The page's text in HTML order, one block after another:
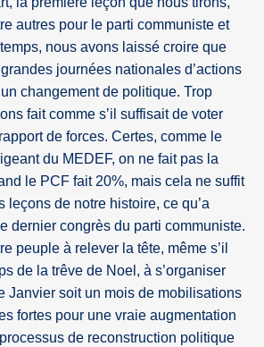
autres pour le parti communiste et
nous avons laissé croire que
journées nationales d’actions
changement de politique. Trop
fait comme s’il suffisait de voter
de forces. Certes, comme le
du MEDEF, on ne fait pas la
le PCF fait 20%, mais cela ne suffit
leçons de notre histoire, ce qu’a
dernier congrès du parti communiste.
peuple à relever la tête, même s’il
de la trêve de Noel, à s’organiser
Janvier soit un mois de mobilisations
fortes pour une vraie augmentation
de reconstruction politique